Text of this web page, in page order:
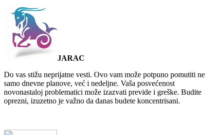
JARAC
Do vas stižu neprijatne vesti. Ovo vam može potpuno pomutiti ne
samo dnevne planove, već i nedeljne. Vaša posvećenost
novonastaloj problematici može izazvati previde i greške. Budite
oprezni, izuzetno je važno da danas budete koncentrisani.